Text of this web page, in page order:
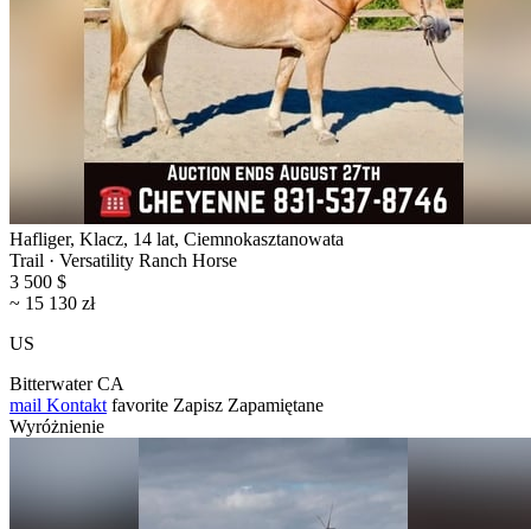
Hafliger, Klacz, 14 lat, Ciemnokasztanowata
Trail · Versatility Ranch Horse
3 500 $
~ 15 130 zł
US
Bitterwater CA
mail Kontakt favorite Zapisz Zapamiętane
Wyróżnienie